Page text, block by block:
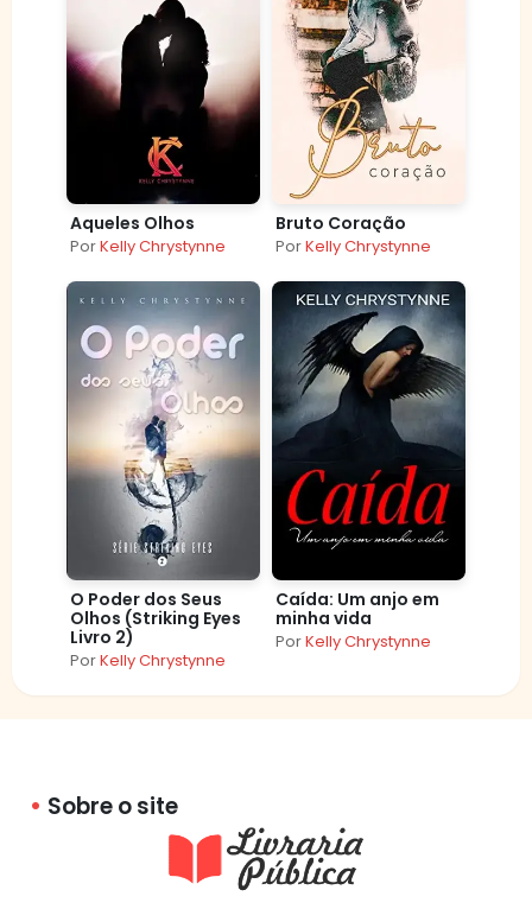
Aqueles Olhos
PorKelly Chrystynne
Bruto Coração
PorKelly Chrystynne
O Poder dos Seus
Olhos (Striking Eyes
Livro 2)
PorKelly Chrystynne
Caída: Um anjo em
minha vida
PorKelly Chrystynne
Sobre o site